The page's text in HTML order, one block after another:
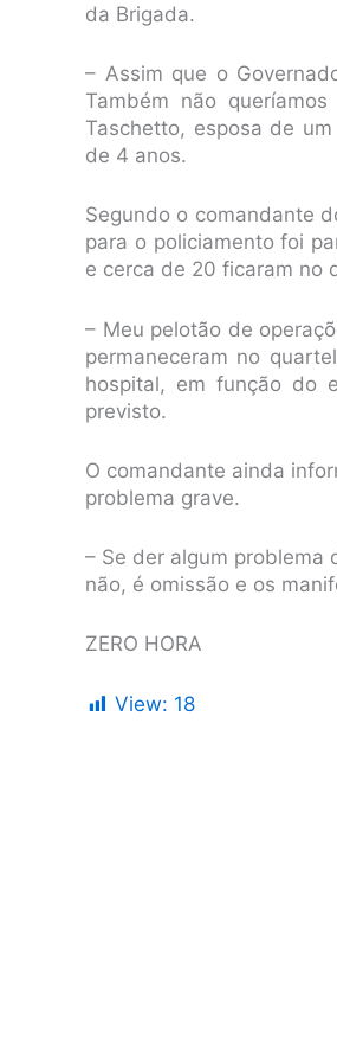
da Brigada.
– Assim que o
Também não
Taschetto, esposa de
de 4 anos.
Segundo o comandante
para o policiamento foi
e cerca de 20 ficaram no
– Meu pelotão de
permaneceram no
hospital, em função do
previsto.
O comandante ainda
problema grave.
– Se der algum problema
não, é omissão e os
ZERO HORA
View: 18